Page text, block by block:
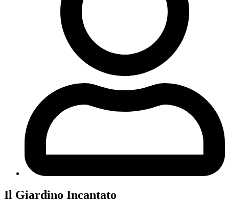
Il Giardino Incantato